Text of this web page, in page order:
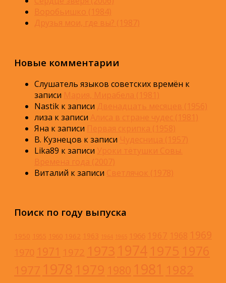
Воробьишко (1984)
Друзья мои, где вы? (1987)
Новые комментарии
Слушатель языков советских времён к
записи Мария, Мирабела (1981)
Nastik к записи Двенадцать месяцев (1956)
лиза к записи Алиса в стране чудес (1981)
Яна к записи Первая скрипка (1958)
В. Кузнецов к записи Чудесница (1957)
Lika89 к записи Уроки тётушки Совы.
Времена года (2007)
Виталий к записи Светлячок (1978)
Поиск по году выпуска
1950 1955 1960 1962 1963 1964 1965 1966 1967 1968 1969
1970 1971 1972 1973 1974 1975 1976
1977 1978 1979 1980 1981 1982